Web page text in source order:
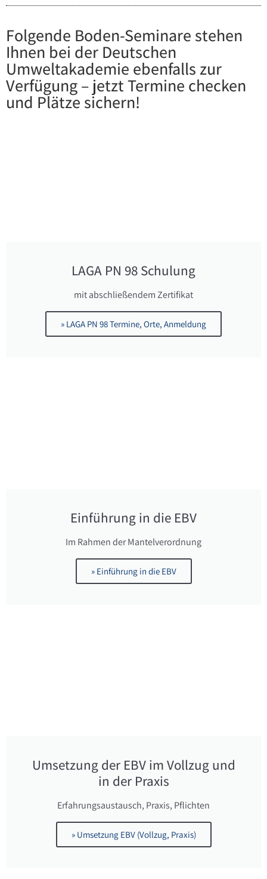
Folgende Boden-Seminare stehen
Ihnen bei der Deutschen
Umweltakademie ebenfalls zur
Verfügung – jetzt Termine checken
und Plätze sichern!
LAGA PN 98 Schulung
mit abschließendem Zertifikat
» LAGA PN 98 Termine, Orte, Anmeldung
Einführung in die EBV
Im Rahmen der Mantelverordnung
» Einführung in die EBV
Umsetzung der EBV im Vollzug und
in der Praxis
Erfahrungsaustausch, Praxis, Pflichten
» Umsetzung EBV (Vollzug, Praxis)